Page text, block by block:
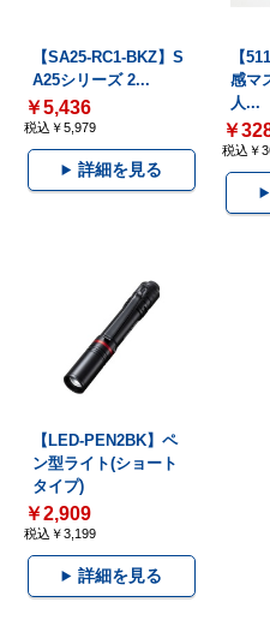
【SA25-RC1-BKZ】S
A25シリーズ 2...
￥5,436
税込￥5,979
詳細を見る
【
感マ
人...
￥
税込￥
【LED-PEN2BK】ペ
ン型ライト(ショート
タイプ)
￥2,909
税込￥3,199
詳細を見る